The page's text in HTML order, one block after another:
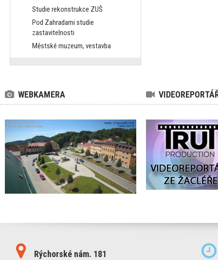
Studie rekonstrukce ZUŠ
Pod Zahradami studie
zastavitelnosti
Městské muzeum, vestavba
WEBKAMERA
Rýchorské nám. 181